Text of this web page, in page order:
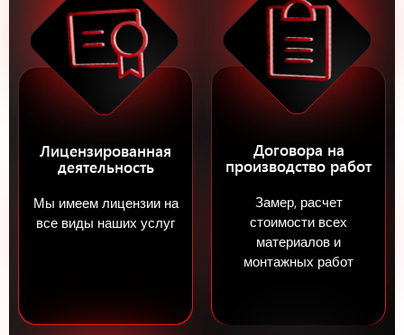
Лицензированная
деятельность
Мы имеем лицензии на
все виды наших услуг
Договора на
производство работ
Замер, расчет
стоимости всех
материалов и
монтажных работ